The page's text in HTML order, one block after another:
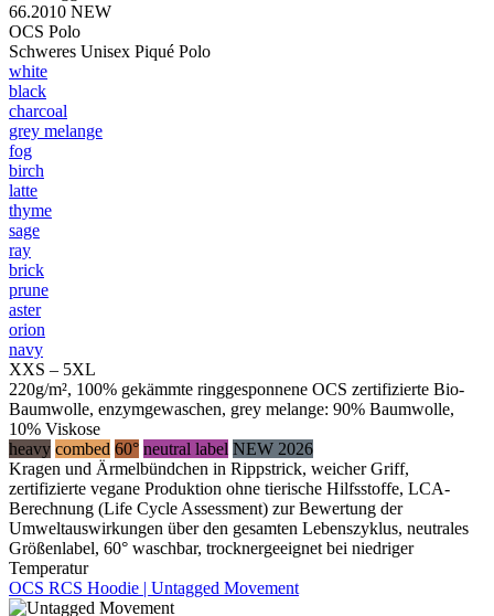
66.2010 NEW
OCS Polo
Schweres Unisex Piqué Polo
white
black
charcoal
grey melange
fog
birch
latte
thyme
sage
ray
brick
prune
aster
orion
navy
XXS – 5XL
220g/m², 100% gekämmte ringgesponnene OCS zertifizierte Bio-
Baumwolle, enzymgewaschen, grey melange: 90% Baumwolle,
10% Viskose
heavy combed 60° neutral label NEW 2026
Kragen und Ärmelbündchen in Rippstrick, weicher Griff,
zertifizierte vegane Produktion ohne tierische Hilfsstoffe, LCA-
Berechnung (Life Cycle Assessment) zur Bewertung der
Umweltauswirkungen über den gesamten Lebenszyklus, neutrales
Größenlabel, 60° waschbar, trocknergeeignet bei niedriger
Temperatur
OCS RCS Hoodie | Untagged Movement